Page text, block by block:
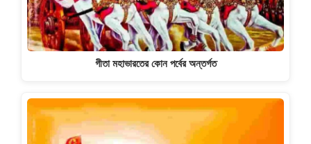
গীতা মহাভারতের কোন পর্বের অন্তর্গত